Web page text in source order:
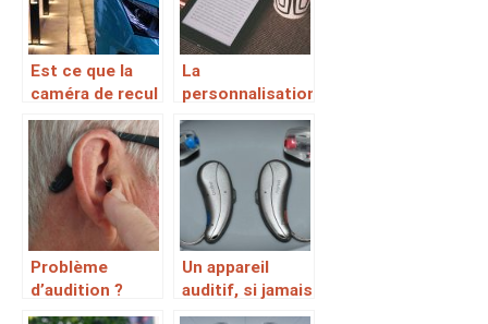
sa peau
Est ce que la
caméra de recul
est un bon
investissement
?
La
personnalisation
aux bout des
doigts
Problème
d’audition ?
Optez pour cet
Un appareil
auditif, si jamais
vos oreilles